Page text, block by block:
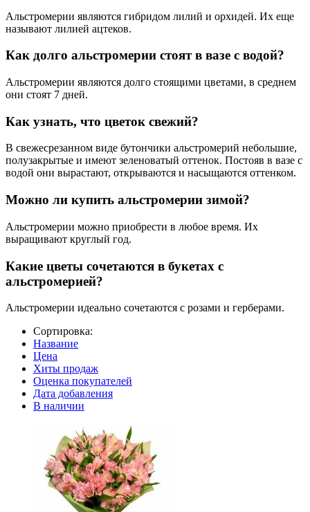
Альстромерии являются гибридом лилий и орхидей. Их еще
называют лилией ацтеков.
Как долго альстромерии стоят в вазе с водой?
Альстромерии являются долго стоящими цветами, в среднем
они стоят 7 дней.
Как узнать, что цветок свежий?
В свежесрезанном виде бутончики альстромерий небольшие,
полузакрытые и имеют зеленоватый оттенок. Постояв в вазе с
водой они вырастают, открываются и насыщаются оттенком.
Можно ли купить альстромерии зимой?
Альстромерии можно приобрести в любое время. Их
выращивают круглый год.
Какие цветы сочетаются в букетах с
альстромерией?
Альстромерии идеально сочетаются с розами и герберами.
Сортировка:
Название
Цена
Хиты продаж
Оценка покупателей
Дата добавления
В наличии